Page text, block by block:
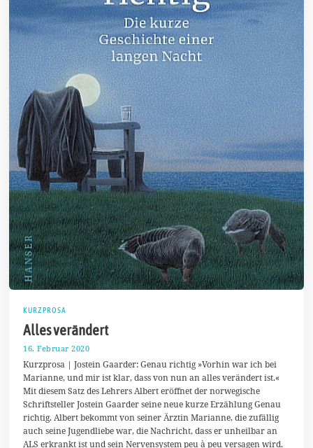
KURZPROSA
Alles verändert
16. Februar 2020
.
F
e
b
u
a
r
Kurzprosa | Jostein Gaarder: Genau richtig »Vorhin war ich bei
Marianne, und mir ist klar, dass von nun an alles verändert ist.«
Mit diesem Satz des Lehrers Albert eröffnet der norwegische
Schriftsteller Jostein Gaarder seine neue kurze Erzählung Genau
richtig. Albert bekommt von seiner Ärztin Marianne, die zufällig
auch seine Jugendliebe war, die Nachricht, dass er unheilbar an
ALS erkrankt ist und sein Nervensystem peu à peu versagen wird.